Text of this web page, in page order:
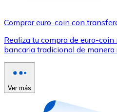
Utiliza tarjetas Visa y
Comprar con tarjeta
Comprar euro-coin con
Realiza tu compra de euro-
bancaria tradicional de manera
Ver más